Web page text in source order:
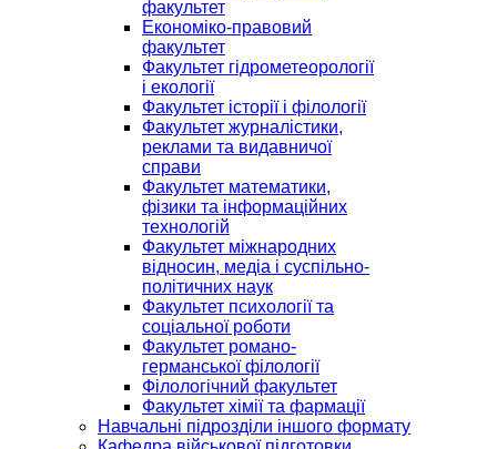
факультет
Економіко-правовий
факультет
Факультет гідрометеорології
і екології
Факультет історії і філології
Факультет журналістики,
реклами та видавничої
справи
Факультет математики,
фізики та інформаційних
технологій
Факультет міжнародних
відносин, медіа і суспільно-
політичних наук
Факультет психології та
соціальної роботи
Факультет романо-
германської філології
Філологічний факультет
Факультет хімії та фармації
Навчальні підрозділи іншого формату